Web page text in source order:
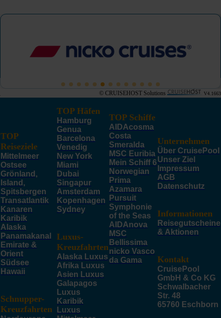
© CRUISEHOST Solutions V4.1663
TOP
Reiseziele
Mittelmeer
Ostsee
Grönland,
Island,
Spitsbergen
Transatlantik
Kanaren
Karibik
Alaska
Panamakanal
Emirate &
Orient
Südsee
Hawaii
Schnupper-
Kreuzfahrten
TOP Häfen
Hamburg
Genua
Barcelona
Venedig
New York
Miami
Dubai
Singapur
Amsterdam
Kopenhagen
Sydney
Luxus-
Kreuzfahrten
Alaska Luxus
Afrika Luxus
Asien Luxus
Galapagos
Luxus
Karibik
Luxus
TOP Schiffe
AIDAcosma
Costa
Smeralda
MSC Euribia
Mein Schiff 6
Norwegian
Prima
Azamara
Pursuit
Symphonie
of the Seas
AIDAnova
MSC
Bellissima
nicko Vasco
da Gama
Unternehmen
Über CruisePool
Unser Ziel
Impressum
AGB
Datenschutz
Informationen
Reisegutscheine
& Aktionen
Kontakt
CruisePool
GmbH & Co KG
Schwalbacher
Str. 48
65760 Eschborn